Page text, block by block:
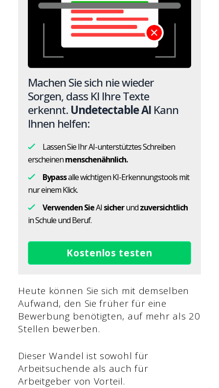
Machen Sie sich nie wieder
Sorgen, dass KI Ihre Texte
erkennt. Undetectable AI Kann
Ihnen helfen:
Lassen Sie Ihr AI-unterstütztes Schreiben
erscheinenmenschenähnlich.
Bypassalle wichtigen KI-Erkennungstools mit
nur einem Klick.
Verwenden SieAI sicherundzuversichtlich
in Schule und Beruf.
Kostenlos testen
Heute können Sie sich mit demselben
Aufwand, den Sie früher für eine
Bewerbung benötigten, auf mehr als 20
Stellen bewerben.
Dieser Wandel ist sowohl für
Arbeitsuchende als auch für
Arbeitgeber von Vorteil.